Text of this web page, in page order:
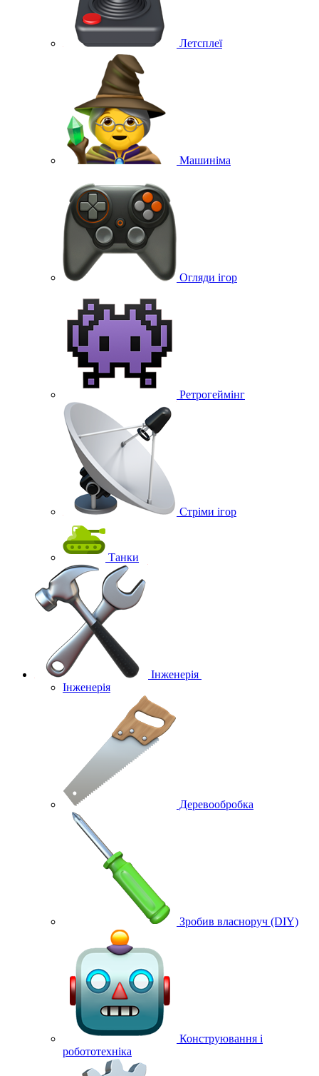
Летсплеї
Машиніма
Огляди ігор
Ретрогеймінг
Стріми ігор
Танки
Інженерія
Інженерія
Деревообробка
Зробив власноруч (DIY)
Конструювання і
робототехніка